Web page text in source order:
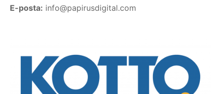
E-posta: info@papirusdigital.com